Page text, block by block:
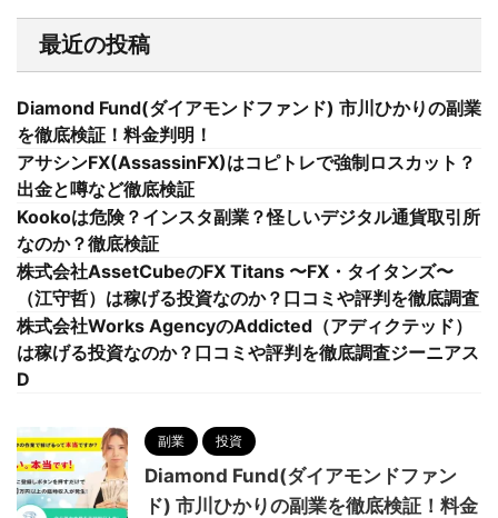
最近の投稿
Diamond Fund(ダイアモンドファンド) 市川ひかりの副業
を徹底検証！料金判明！
アサシンFX(AssassinFX)はコピトレで強制ロスカット？
出金と噂など徹底検証
Kookoは危険？インスタ副業？怪しいデジタル通貨取引所
なのか？徹底検証
株式会社AssetCubeのFX Titans 〜FX・タイタンズ〜
（江守哲）は稼げる投資なのか？口コミや評判を徹底調査
株式会社Works AgencyのAddicted（アディクテッド）
は稼げる投資なのか？口コミや評判を徹底調査ジーニアス
D
副業 投資
Diamond Fund(ダイアモンドファン
ド) 市川ひかりの副業を徹底検証！料金